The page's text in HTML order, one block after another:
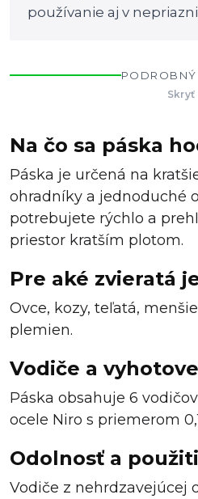
používanie aj v
Skryť
Na čo sa páska
Páska je určená na
ohradníky a jednoduché
potrebujete rýchlo a
priestor kratším plotom.
Pre aké zvieratá
Ovce, kozy, teľatá,
plemien.
Vodiče a
Páska obsahuje 6
ocele Niro s priemerom
Odolnosť a
Vodiče z nehrdzavejúcej